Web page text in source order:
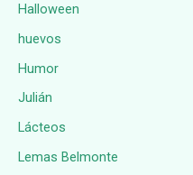
Halloween
huevos
Humor
Julián
Lácteos
Lemas Belmonte